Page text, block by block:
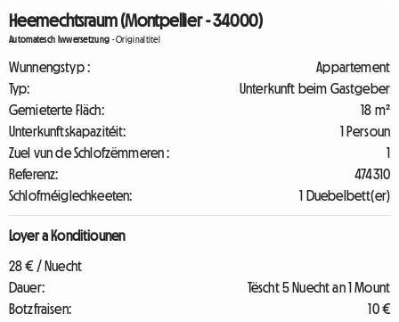
Heemechtsraum (Montpellier - 34000)
Automatesch Iwwersetzung -Originaltitel
Wunnengstyp :
Appartement
Typ:
Unterkunft beim Gastgeber
Gemieterte Fläch:
18 m²
Unterkunftskapazitéit:
1 Persoun
Zuel vun de Schlofzëmmeren :
1
Referenz:
474310
Schlofméiglechkeeten:
1 Duebelbett(er)
Loyer a Konditiounen
28 € / Nuecht
Dauer:
Tëscht 5 Nuecht an 1 Mount
Botzfraisen:
10 €